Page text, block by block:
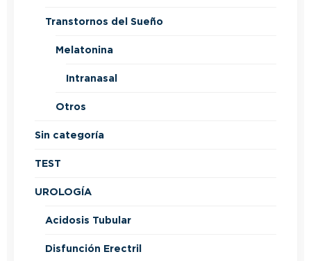
Transtornos del Sueño
Melatonina
Intranasal
Otros
Sin categoría
TEST
UROLOGÍA
Acidosis Tubular
Disfunción Erectril